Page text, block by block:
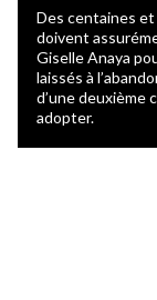
Des centaines
doivent
Giselle Anaya
laissés à
d’une deuxième
adopter.